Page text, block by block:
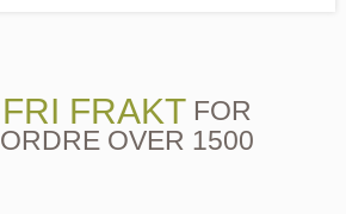
FRI FRAKTFOR
ORDRE OVER 1500